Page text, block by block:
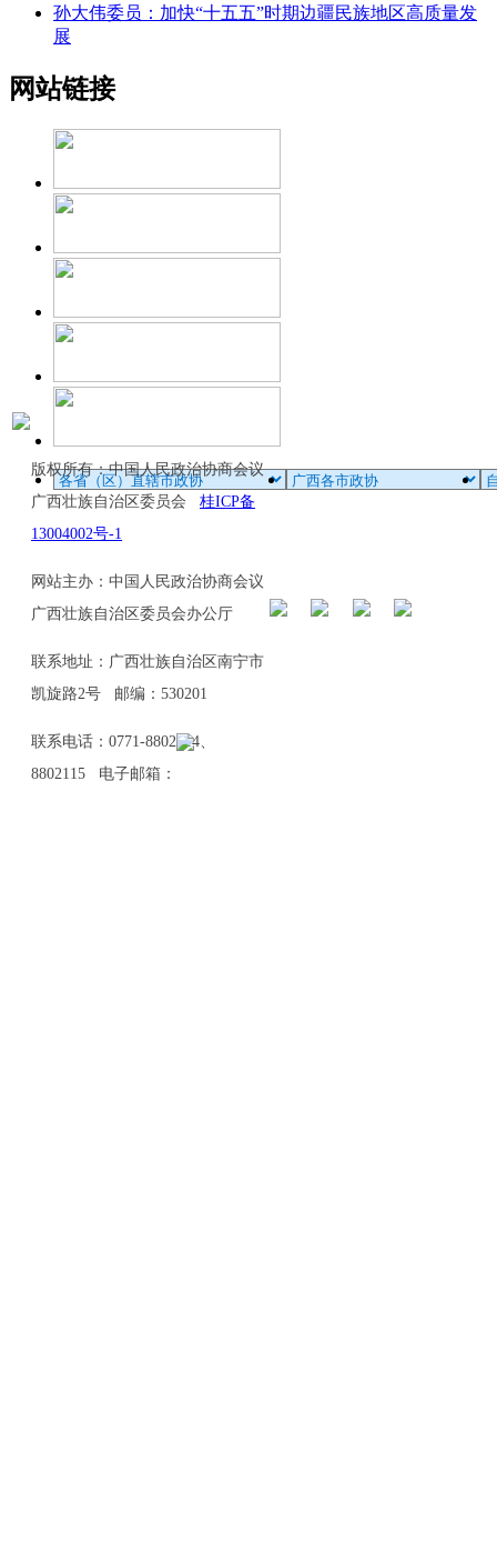
孙大伟委员：加快“十五五”时期边疆民族地区高质量发
展
网站链接
版权所有：中国人民政治协商会议
广西壮族自治区委员会 桂ICP备
13004002号-1
网站主办：中国人民政治协商会议
广西壮族自治区委员会办公厅
联系地址：广西壮族自治区南宁市
凯旋路2号 邮编：530201
联系电话：0771-8802114、
8802115 电子邮箱：